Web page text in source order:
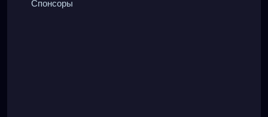
Спонсоры